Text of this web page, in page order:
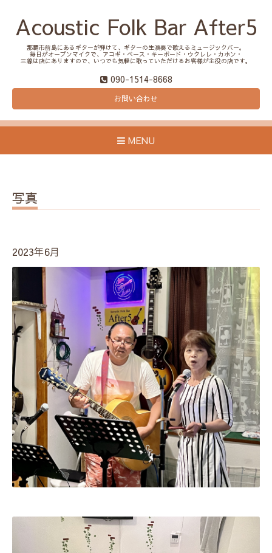
Acoustic Folk Bar After5
那覇市前島にあるギターが弾けて、ギターの生演奏で歌えるミュージックバー。
毎日がオープンマイクで、アコギ・ベース・キーボード・ウクレレ・カホン・
三線は店にありますので、いつでも気軽に歌っていただけるお客様が主役の店です。
090-1514-8668
お問い合わせ
MENU
写真
2023年6月